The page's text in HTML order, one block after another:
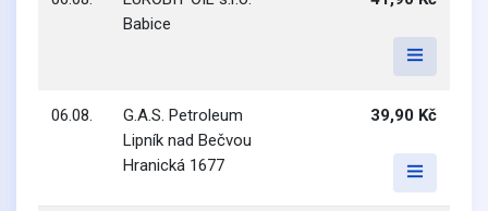
Babice
06.08.
G.A.S. Petroleum
Lipník nad Bečvou
Hranická 1677
39,90 Kč